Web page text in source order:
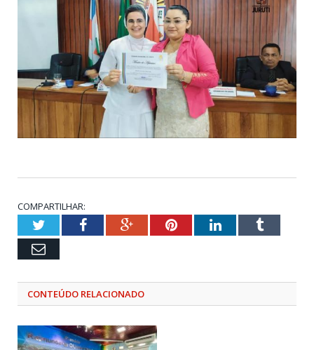
COMPARTILHAR:
TwitterFacebookGoogle+PinterestLinkedInTumblr
Email
CONTEÚDO RELACIONADO